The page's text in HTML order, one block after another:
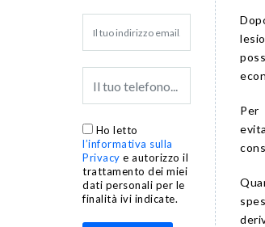
Ho letto
l’informativa sulla
Privacy e autorizzo il
trattamento dei miei
dati personali per le
finalità ivi indicate.
Per